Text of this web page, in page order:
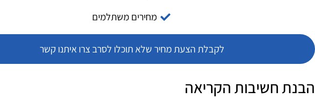
מחירים משתלמים
לקבלת הצעת מחיר שלא תוכלו לסרב צרו איתנו קשר
הבנת חשיבות הקריאה